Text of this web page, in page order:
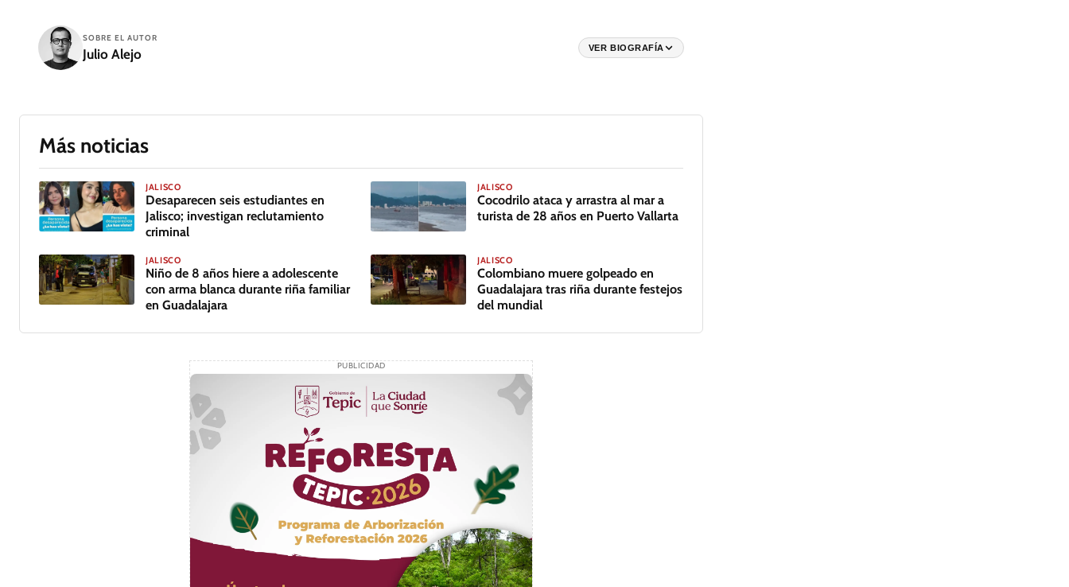
SOBRE EL AUTOR
Julio Alejo VER BIOGRAFÍA
Más noticias
JALISCO
Desaparecen seis estudiantes en
Jalisco; investigan reclutamiento
criminal
JALISCO
Cocodrilo ataca y arrastra al mar a
turista de 28 años en Puerto Vallarta
JALISCO
Niño de 8 años hiere a adolescente
con arma blanca durante riña familiar
en Guadalajara
JALISCO
Colombiano muere golpeado en
Guadalajara tras riña durante festejos
del mundial
PUBLICIDAD